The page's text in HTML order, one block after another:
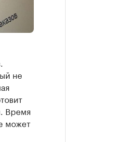
не
Время
может